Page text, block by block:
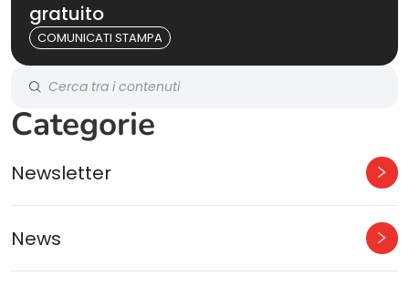
gratuito
COMUNICATI STAMPA
Categorie
Newsletter
News